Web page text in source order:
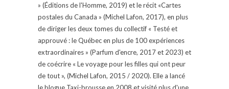
» (Éditions de l'Homme, 2019) et le récit «Cartes
postales du Canada » (Michel Lafon, 2017), en plus
de diriger les deux tomes du collectif « Testé et
approuvé : le Québec en plus de 100 expériences
extraordinaires » (Parfum d'encre, 2017 et 2023) et
de coécrire « Le voyage pour les filles qui ont peur
de tout », (Michel Lafon, 2015 / 2020). Elle a lancé